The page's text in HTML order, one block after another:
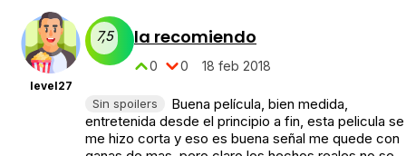
level27
7,5 la recomiendo
0 0 18 feb 2018
Sin spoilers
Buena película, bien medida,
entretenida desde el principio a fin, esta pelicula se
me hizo corta y eso es buena señal me quede con